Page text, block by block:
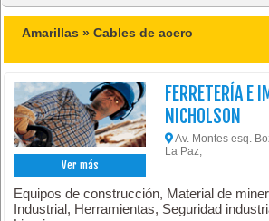
Amarillas »Cables de acero
Ver más
FERRETERÍA E
NICHOLSON
Av. Montes esq.
La Paz,
Equipos de construcción, Material de
Industrial, Herramientas, Seguridad